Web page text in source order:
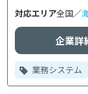
対応エリア全国／
企業詳
業務システム